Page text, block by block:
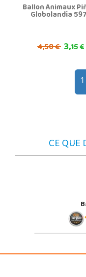
Ballon Animaux
Globolandia
4,50 € 3,15 €
1
CE QUE